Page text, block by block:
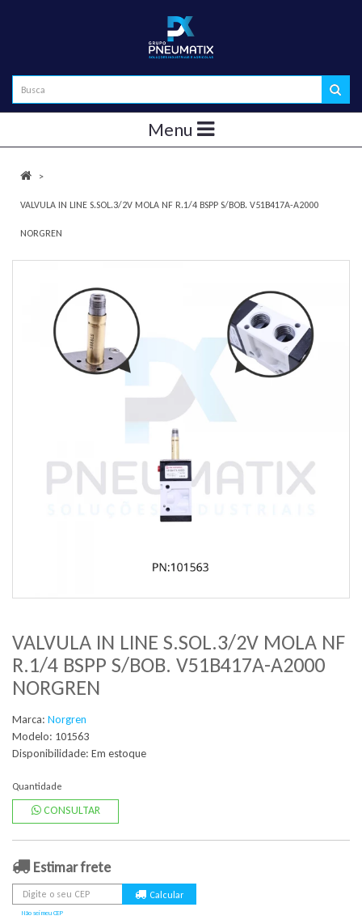
Menu
VALVULA IN LINE S.SOL.3/2V MOLA NF R.1/4 BSPP S/BOB. V51B417A-A2000
NORGREN
VALVULA IN LINE S.SOL.3/2V MOLA NF
R.1/4 BSPP S/BOB. V51B417A-A2000
NORGREN
Marca: Norgren
Modelo: 101563
Disponibilidade: Em estoque
Quantidade
CONSULTAR
Estimar frete
Não sei meu CEP